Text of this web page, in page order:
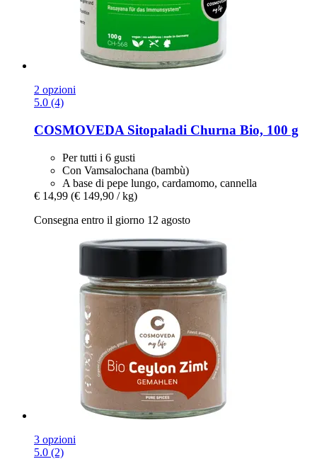
2 opzioni
5.0 (4)
COSMOVEDA Sitopaladi Churna Bio, 100 g
Per tutti i 6 gusti
Con Vamsalochana (bambù)
A base di pepe lungo, cardamomo, cannella
€ 14,99 (€ 149,90 / kg)
Consegna entro il giorno 12 agosto
3 opzioni
5.0 (2)